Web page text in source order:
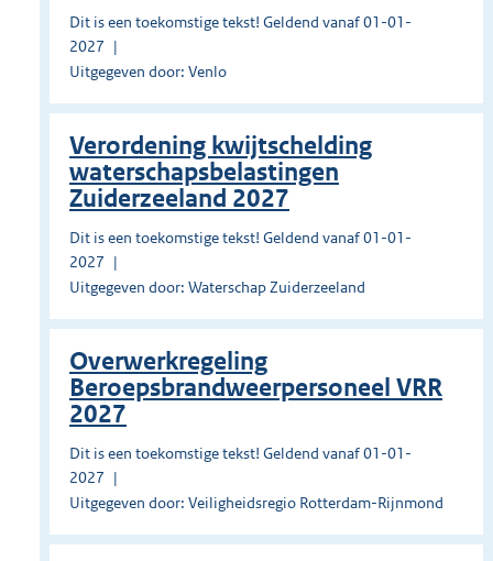
Dit is een toekomstige tekst! Geldend vanaf 01-01-
2027
Uitgegeven door: Venlo
Verordening kwijtschelding
waterschapsbelastingen
Zuiderzeeland 2027
Dit is een toekomstige tekst! Geldend vanaf 01-01-
2027
Uitgegeven door: Waterschap Zuiderzeeland
Overwerkregeling
Beroepsbrandweerpersoneel VRR
2027
Dit is een toekomstige tekst! Geldend vanaf 01-01-
2027
Uitgegeven door: Veiligheidsregio Rotterdam-Rijnmond